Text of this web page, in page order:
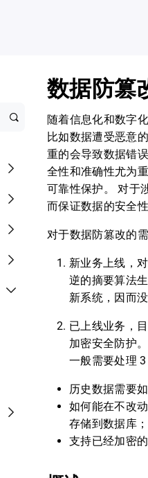
数据防篡
随着信息化和数字
比如数据遭受恶意
重的会导致数据错
全性和准确性尤为
可靠性保护。 对于
而保证数据的安全性
对于数据防篡改的
新业务上线，
逆的摘要算法
新系统，因而
已上线业务，
加密安全防护
一般需要处理 3
历史数据需要
如何能在不改
存储到数据库
支持已经加密